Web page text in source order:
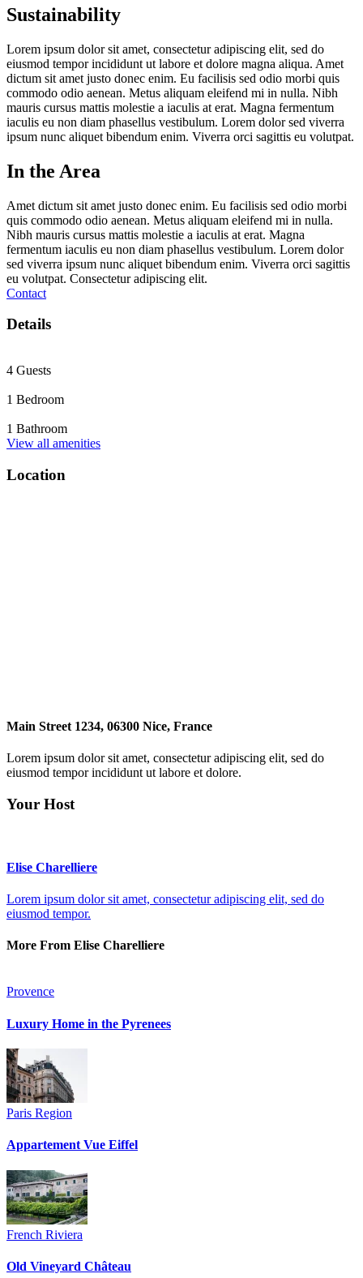
Sustainability
Lorem ipsum dolor sit amet, consectetur adipiscing elit, sed do
eiusmod tempor incididunt ut labore et dolore magna aliqua. Amet
dictum sit amet justo donec enim. Eu facilisis sed odio morbi quis
commodo odio aenean. Metus aliquam eleifend mi in nulla. Nibh
mauris cursus mattis molestie a iaculis at erat. Magna fermentum
iaculis eu non diam phasellus vestibulum. Lorem dolor sed viverra
ipsum nunc aliquet bibendum enim. Viverra orci sagittis eu volutpat.
In the Area
Amet dictum sit amet justo donec enim. Eu facilisis sed odio morbi
quis commodo odio aenean. Metus aliquam eleifend mi in nulla.
Nibh mauris cursus mattis molestie a iaculis at erat. Magna
fermentum iaculis eu non diam phasellus vestibulum. Lorem dolor
sed viverra ipsum nunc aliquet bibendum enim. Viverra orci sagittis
eu volutpat. Consectetur adipiscing elit.
Contact
Details
4 Guests
1 Bedroom
1 Bathroom
View all amenities
Location
Main Street 1234, 06300 Nice, France
Lorem ipsum dolor sit amet, consectetur adipiscing elit, sed do
eiusmod tempor incididunt ut labore et dolore.
Your Host
Elise Charelliere
Lorem ipsum dolor sit amet, consectetur adipiscing elit, sed do
eiusmod tempor.
More From Elise Charelliere
Provence
Luxury Home in the Pyrenees
Paris Region
Appartement Vue Eiffel
French Riviera
Old Vineyard Château